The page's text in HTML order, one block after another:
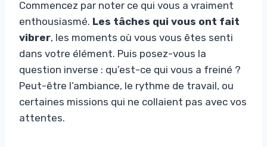
Commencez par noter ce qui vous a vraiment
enthousiasmé. Les tâches qui vous ont fait
vibrer, les moments où vous vous êtes senti
dans votre élément. Puis posez-vous la
question inverse : qu’est-ce qui vous a freiné ?
Peut-être l’ambiance, le rythme de travail, ou
certaines missions qui ne collaient pas avec vos
attentes.